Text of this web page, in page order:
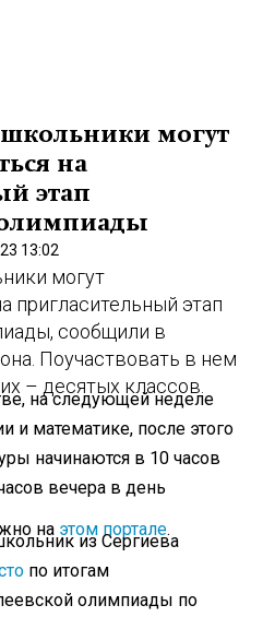
могут
на
этап
олимпиады
13:02
могут
пригласительный этап
сообщили в
Поучаствовать в нем
– десятых классов.
на следующей неделе
и математике, после этого
начинаются в 10 часов
вечера в день
на этом портале.
из Сергиева
по итогам
олимпиады по